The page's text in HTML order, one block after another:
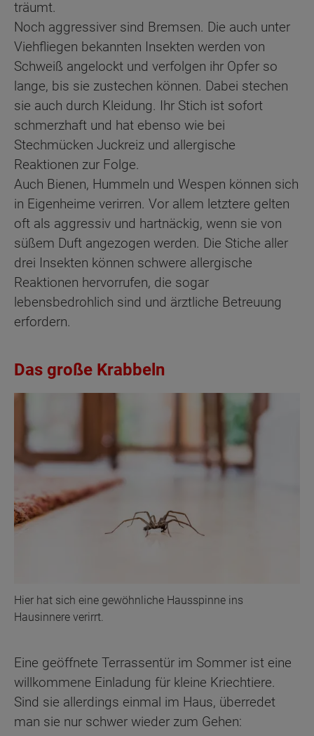
träumt.
Noch aggressiver sind Bremsen. Die auch unter
Viehfliegen bekannten Insekten werden von
Schweiß angelockt und verfolgen ihr Opfer so
lange, bis sie zustechen können. Dabei stechen
sie auch durch Kleidung. Ihr Stich ist sofort
schmerzhaft und hat ebenso wie bei
Stechmücken Juckreiz und allergische
Reaktionen zur Folge.
Auch Bienen, Hummeln und Wespen können sich
in Eigenheime verirren. Vor allem letztere gelten
oft als aggressiv und hartnäckig, wenn sie von
süßem Duft angezogen werden. Die Stiche aller
drei Insekten können schwere allergische
Reaktionen hervorrufen, die sogar
lebensbedrohlich sind und ärztliche Betreuung
erfordern.
Das große Krabbeln
Hier hat sich eine gewöhnliche Hausspinne ins
Hausinnere verirrt.
Eine geöffnete Terrassentür im Sommer ist eine
willkommene Einladung für kleine Kriechtiere.
Sind sie allerdings einmal im Haus, überredet
man sie nur schwer wieder zum Gehen: